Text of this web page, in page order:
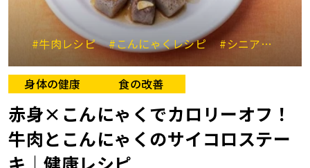
#牛肉レシピ #こんにゃくレシピ #シニア向けレシピ
身体の健康 食の改善
赤身×こんにゃくでカロリーオフ！
牛肉とこんにゃくのサイコロステー